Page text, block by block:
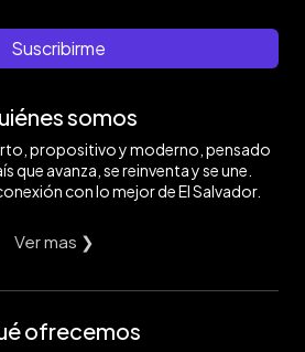
Suscribirme
somos
propositivo y moderno, pensado
que avanza, se reinventa y se une.
con lo mejor de El Salvador.
Ver mas ❯
ofrecemos